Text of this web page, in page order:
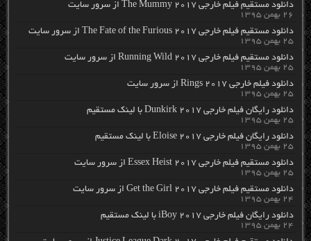
دانلود مستقیم فیلم خارجی The Mummy 2017 از سرور سایت
۲۶ بهمن ۱۳۹۵
دانلود مستقیم فیلم خارجی The Fate of the Furious 2017 از سرور سایت
۲۵ بهمن ۱۳۹۵
دانلود مستقیم فیلم خارجی Running Wild 2017 از سرور سایت
۲۵ بهمن ۱۳۹۵
دانلود فیلم خارجی Rings 2017 از سرور سایت
۲۵ بهمن ۱۳۹۵
دانلود رایگان فیلم خارجی Dunkirk 2017 با لینک مستقیم
۲۵ بهمن ۱۳۹۵
دانلود رایگان فیلم خارجی Eloise 2017 با لینک مستقیم
۲۵ بهمن ۱۳۹۵
دانلود مستقیم فیلم خارجی Essex Heist 2017 از سرور سایت
۲۵ بهمن ۱۳۹۵
دانلود مستقیم فیلم خارجی Get the Girl 2017 از سرور سایت
۲۴ بهمن ۱۳۹۵
دانلود رایگان فیلم خارجی iBoy 2017 با لینک مستقیم
۲۴ بهمن ۱۳۹۵